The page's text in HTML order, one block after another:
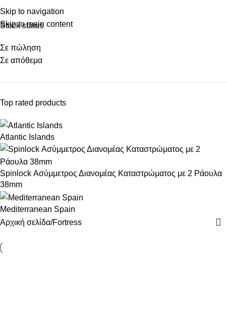
Skip to navigation
Skip to main content
Stock status
Σε πώληση
Σε απόθεμα
Top rated products
Atlantic Islands
Spinlock Ασύμμετρος Διανομέας Καταστρώματος με 2 Ράουλα
38mm
Mediterranean Spain
Αρχική σελίδα Fortress